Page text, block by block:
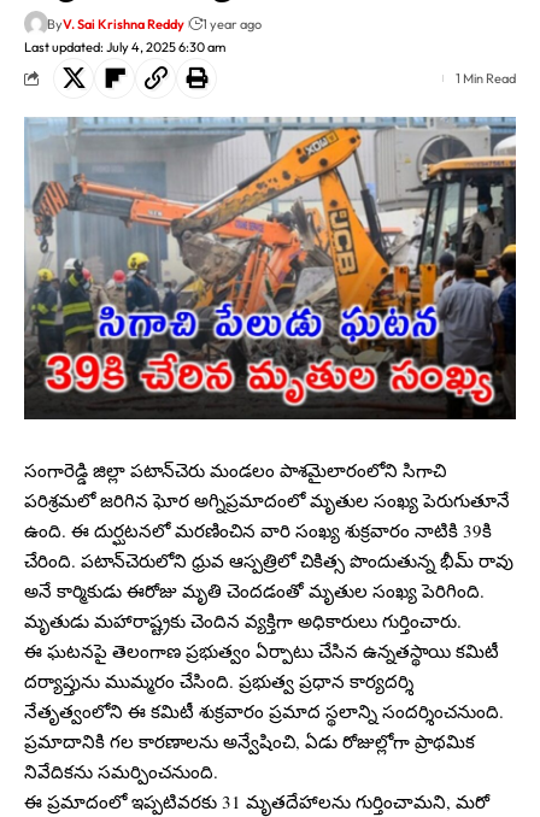
Last updated: July 4, 2025 6:30 am
ByV. Sai Krishna Reddy 1 year ago
1 Min Read
సంగారెడ్డి జిల్లా పటాన్‌చెరు మండలం పాశమైలారంలోని సిగాచి
పరిశ్రమలో జరిగిన ఘోర అగ్నిప్రమాదంలో మృతుల సంఖ్య పెరుగుతూనే
ఉంది. ఈ దుర్ఘటనలో మరణించిన వారి సంఖ్య శుక్రవారం నాటికి 39కి
చేరింది. పటాన్‌చెరులోని ధ్రువ ఆస్పత్రిలో చికిత్స పొందుతున్న భీమ్ రావు
అనే కార్మికుడు ఈరోజు మృతి చెందడంతో మృతుల సంఖ్య పెరిగింది.
మృతుడు మహారాష్ట్రకు చెందిన వ్యక్తిగా అధికారులు గుర్తించారు.
ఈ ఘటనపై తెలంగాణ ప్రభుత్వం ఏర్పాటు చేసిన ఉన్నతస్థాయి కమిటీ
దర్యాప్తును ముమ్మరం చేసింది. ప్రభుత్వ ప్రధాన కార్యదర్శి
నేతృత్వంలోని ఈ కమిటీ శుక్రవారం ప్రమాద స్థలాన్ని సందర్శించనుంది.
ప్రమాదానికి గల కారణాలను అన్వేషించి, ఏడు రోజుల్లోగా ప్రాథమిక
నివేదికను సమర్పించనుంది.
ఈ ప్రమాదంలో ఇప్పటివరకు 31 మృతదేహాలను గుర్తించామని, మరో